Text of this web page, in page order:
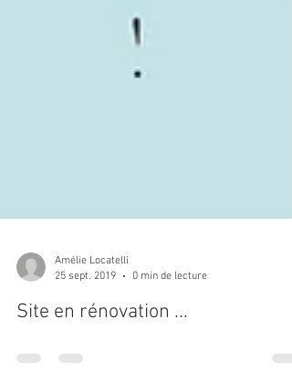
Amélie Locatelli
Site en rénovation ...